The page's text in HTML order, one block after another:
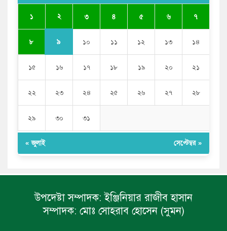
এনসিপি নেতা
১ ২ ৩ ৪ ৫ ৬ ৭
৮ ৯ ১০ ১১ ১২ ১৩ ১৪
১৫ ১৬ ১৭ ১৮ ১৯ ২০ ২১
২২ ২৩ ২৪ ২৫ ২৬ ২৭ ২৮
২৯ ৩০ ৩১
« জুলাই সেপ্টেম্বর »
উপদেষ্টা সম্পাদক: ইঞ্জিনিয়ার রাজীব হাসান
সম্পাদক: মোঃ সোহরাব হোসেন (সুমন)